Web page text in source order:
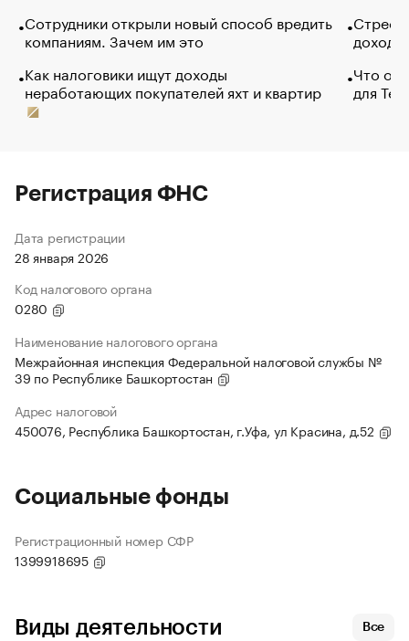
Сотрудники открыли новый способ вредить
компаниям. Зачем им это
Как налоговики ищут доходы
неработающих покупателей яхт и квартир
Что
для
Регистрация ФНС
Дата регистрации
28 января 2026
Код налогового органа
0280
Наименование налогового органа
Межрайонная инспекция Федеральной налоговой службы №
39 по Республике Башкортостан
Адрес налоговой
450076, Республика Башкортостан, г.Уфа, ул Красина, д.52
Социальные фонды
Регистрационный номер СФР
1399918695
Виды деятельности Все